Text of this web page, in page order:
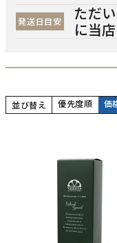
発送日目安 ただ
に当
並び替え 優先度順 価